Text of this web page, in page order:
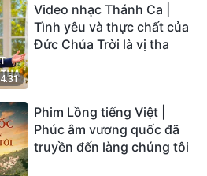
4:31
Video nhạc Thánh Ca |
Tình yêu và thực chất của
Đức Chúa Trời là vị tha
Phim Lồng tiếng Việt |
Phúc âm vương quốc đã
truyền đến làng chúng tôi